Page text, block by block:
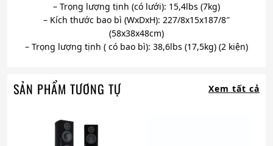
– Trọng lượng tịnh (có lưới): 15,4lbs (7kg)
– Kích thước bao bì (WxDxH): 227/8x15x187/8″
(58x38x48cm)
– Trọng lượng tịnh ( có bao bì): 38,6lbs (17,5kg) (2 kiện)
SẢN PHẨM TƯƠNG TỰ Xem tất cả